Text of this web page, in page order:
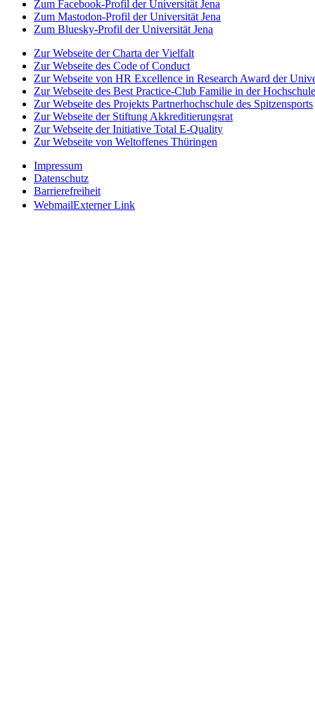
Zum Facebook-Profil der Universität Jena
Zum Mastodon-Profil der Universität Jena
Zum Bluesky-Profil der Universität Jena
Zur Webseite der Charta der Vielfalt
Zur Webseite des Code of Conduct
Zur Webseite von HR Excellence in Research Award der
Zur Webseite des Best Practice-Club Familie in der Hochschule
Zur Webseite des Projekts Partnerhochschule des Spitzensports
Zur Webseite der Stiftung Akkreditierungsrat
Zur Webseite der Initiative Total E-Quality
Zur Webseite von Weltoffenes Thüringen
Impressum
Datenschutz
Barrierefreiheit
WebmailExterner Link